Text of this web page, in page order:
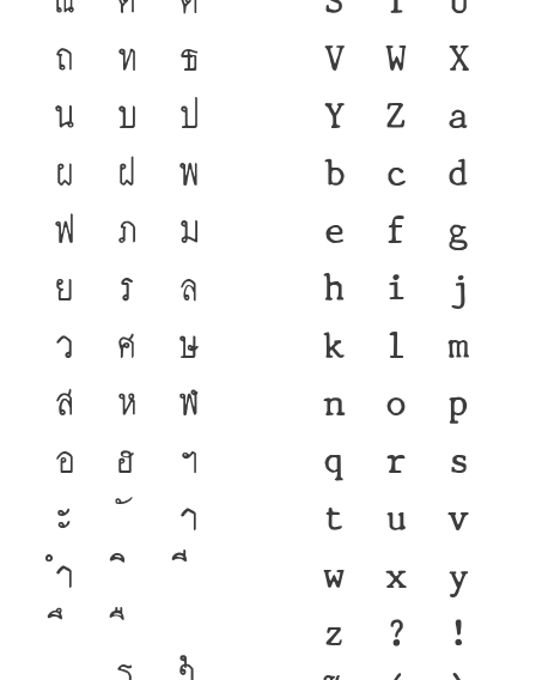
ถ ท ธ
น บ ป
ผ ฝ พ
ฟ ภ ม
ย ร ล
ว ศ ษ
ส ห ฬ
อ ฮ ฯ
ะ า
ำ
V W X
Y Z a
b c d
e f g
h i j
k l m
n o p
q r s
t u v
w x y
z ? !